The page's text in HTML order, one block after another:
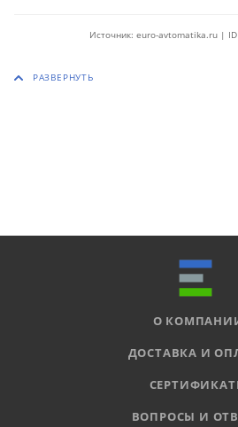
Источник: euro-avtomatika.ru |
О
ДОСТАВКА И
ВОПРОСЫ И